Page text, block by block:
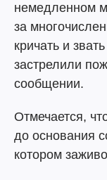
немедленном
за
кричать и
застрелили
сообщении.
Отмечается,
до основания
котором